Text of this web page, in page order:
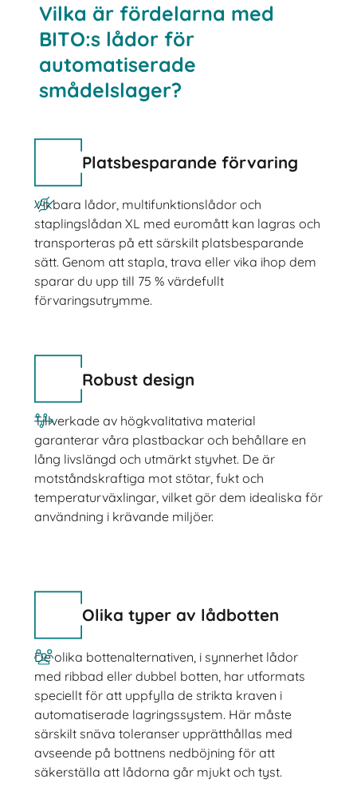
Vilka är fördelarna med
BITO:s lådor för
automatiserade
smådelslager?
Platsbesparande förvaring
Vikbara lådor, multifunktionslådor och
staplingslådan XL med euromått kan lagras och
transporteras på ett särskilt platsbesparande
sätt. Genom att stapla, trava eller vika ihop dem
sparar du upp till 75 % värdefullt
förvaringsutrymme.
Robust design
Tillverkade av högkvalitativa material
garanterar våra plastbackar och behållare en
lång livslängd och utmärkt styvhet. De är
motståndskraftiga mot stötar, fukt och
temperaturväxlingar, vilket gör dem idealiska för
användning i krävande miljöer.
Olika typer av lådbotten
De olika bottenalternativen, i synnerhet lådor
med ribbad eller dubbel botten, har utformats
speciellt för att uppfylla de strikta kraven i
automatiserade lagringssystem. Här måste
särskilt snäva toleranser upprätthållas med
avseende på bottnens nedböjning för att
säkerställa att lådorna går mjukt och tyst.